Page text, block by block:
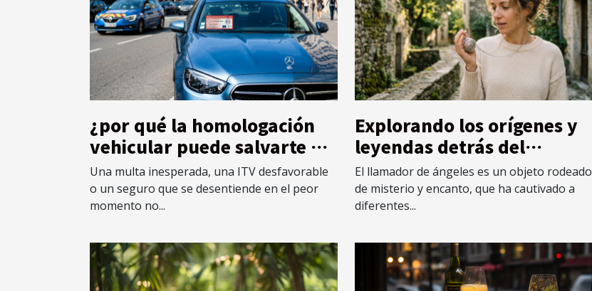
¿por qué la homologación
vehicular puede salvarte de
imprevistos legales?
Una multa inesperada, una ITV desfavorable
o un seguro que se desentiende en el peor
momento no...
Explorando los orígenes y
leyendas detrás del
llamador de ángeles
El llamador de ángeles es un objeto rodeado
de misterio y encanto, que ha cautivado a
diferentes...